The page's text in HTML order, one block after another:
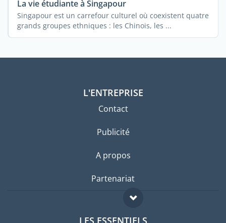
La vie étudiante à Singapour
Singapour est un carrefour culturel où coexistent quatre
grands groupes ethniques : les Chinois, les ...
L'ENTREPRISE
Contact
Publicité
A propos
Partenariat